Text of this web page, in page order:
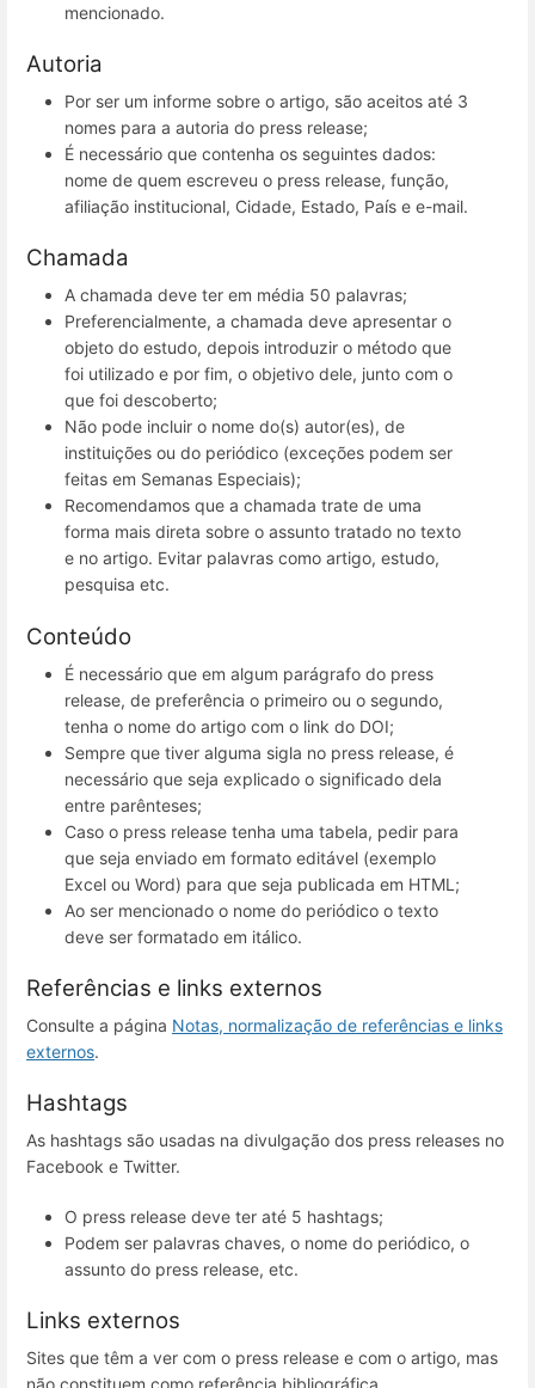
mencionado.
Autoria
Por ser um informe sobre o artigo, são aceitos até 3
nomes para a autoria do press release;
É necessário que contenha os seguintes dados:
nome de quem escreveu o press release, função,
afiliação institucional, Cidade, Estado, País e e-mail.
Chamada
A chamada deve ter em média 50 palavras;
Preferencialmente, a chamada deve apresentar o
objeto do estudo, depois introduzir o método que
foi utilizado e por fim, o objetivo dele, junto com o
que foi descoberto;
Não pode incluir o nome do(s) autor(es), de
instituições ou do periódico (exceções podem ser
feitas em Semanas Especiais);
Recomendamos que a chamada trate de uma
forma mais direta sobre o assunto tratado no texto
e no artigo. Evitar palavras como artigo, estudo,
pesquisa etc.
Conteúdo
É necessário que em algum parágrafo do press
release, de preferência o primeiro ou o segundo,
tenha o nome do artigo com o link do DOI;
Sempre que tiver alguma sigla no press release, é
necessário que seja explicado o significado dela
entre parênteses;
Caso o press release tenha uma tabela, pedir para
que seja enviado em formato editável (exemplo
Excel ou Word) para que seja publicada em HTML;
Ao ser mencionado o nome do periódico o texto
deve ser formatado em itálico.
Referências e links externos
Consulte a página Notas, normalização de referências e links
externos.
Hashtags
As hashtags são usadas na divulgação dos press releases no
Facebook e Twitter.
O press release deve ter até 5 hashtags;
Podem ser palavras chaves, o nome do periódico, o
assunto do press release, etc.
Links externos
Sites que têm a ver com o press release e com o artigo, mas
não constituem como referência bibliográfica.